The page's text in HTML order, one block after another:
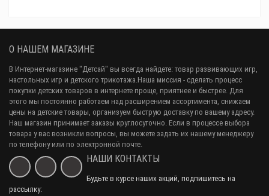
О НАШЕМ МАГАЗИНЕ
В Интернет-магазине "Детсай" вы всегда найдете: товар развивающих игр,
настольных игр и детского трикотажа.Наша миссия - сделать процесс
покупки детских товаров в интернете проще, приятнее и быстрее. Для
этого мы постоянно работаем над расширением ассортимента, снижаем
цены на детские товары, организуем быструю доставку по вашему адресу.
Наш магазин принимает заказы круглосуточно. Если в процессе выбора
товара у вас возникли вопросы, вы можете задать их нашему менеджеру
по телефону или по электронной почте.
НАШИ КОНТАКТЫ
Будьте в курсе наших акций, подпишитесь на
рассылку: